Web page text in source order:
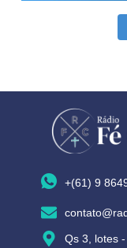
+(61) 9
Qs 3, lotes